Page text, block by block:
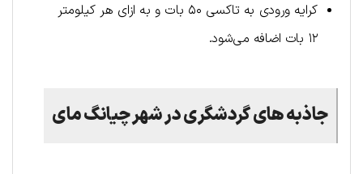
کرایه ورودی به تاکسی ۵۰ بات و به ازای هر کیلومتر
۱۲ بات اضافه می‌شود.
جاذبه های گردشگری در شهر چیانگ مای